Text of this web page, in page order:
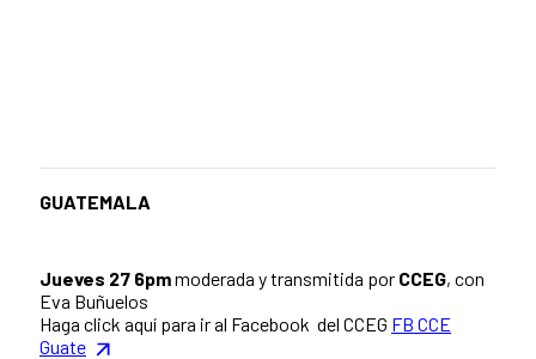
GUATEMALA
Jueves 27 6pmmoderada y transmitida por CCEG, con
Eva Buñuelos
Haga click aquí para ir al Facebook del CCEG FB CCE
Guate